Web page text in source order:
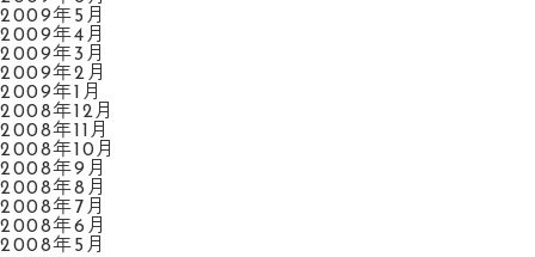
2009年5月
2009年4月
2009年3月
2009年2月
2009年1月
2008年12月
2008年11月
2008年10月
2008年9月
2008年8月
2008年7月
2008年6月
2008年5月